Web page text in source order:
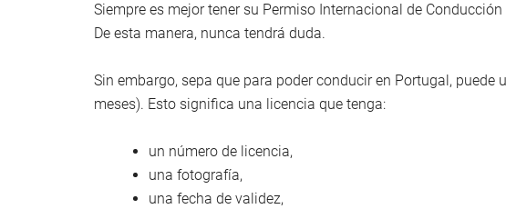
Siempre es mejor tener su Permiso Internacional de
De esta manera, nunca tendrá duda.
Sin embargo, sepa que para poder conducir en Portugal,
meses). Esto significa una licencia que tenga:
un número de licencia,
una fotografía,
una fecha de validez,